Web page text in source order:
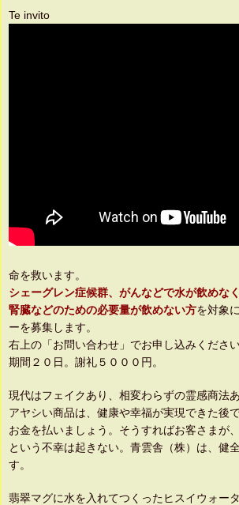
Te invito
命を救います。
シェーグレン症候群、がんなどで水が飲めな
腎臓などのための必要量が飲めない方を対象
ーを募集します。
右上の「お問い合わせ」でお申し込みください
期間２０日。謝礼５０００円。
現代はフェイクあり、相変わらずの霊感商法あ
アヤシい商品は、健康や幸福が実現できた後
お金を払いましょう。そうすればお客さま
という不幸は起きない。青雲舎（株）は、健
す。
翡翠マグに水を入れてつくったヒスイウォータ